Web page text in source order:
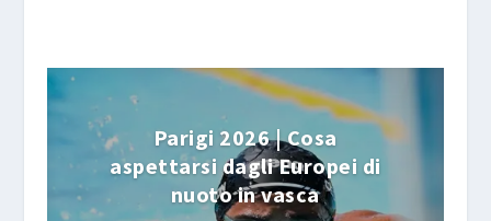
Parigi 2026 | Cosa
aspettarsi dagli Europei di
nuoto in vasca